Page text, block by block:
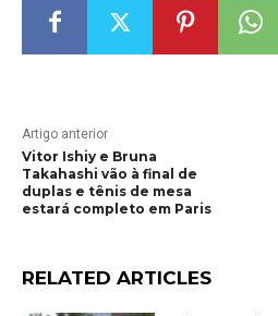
Artigo anterior
Vitor Ishiy e Bruna
Takahashi vão à final de
duplas e tênis de mesa
estará completo em Paris
RELATED ARTICLES